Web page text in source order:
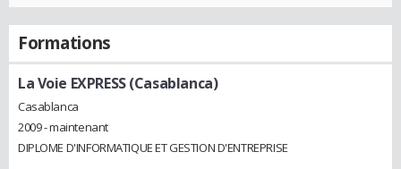
Formations
La Voie EXPRESS (Casablanca)
Casablanca
2009 - maintenant
DIPLOME D'INFORMATIQUE ET GESTION D'ENTREPRISE